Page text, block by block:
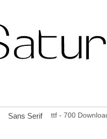
Sans Serif ttf - 700